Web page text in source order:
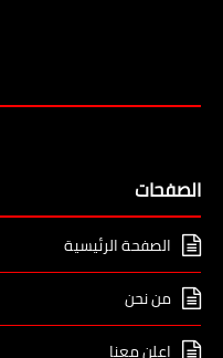
الصفحات
الصفحة الرئيسية
من نحن
إعلن معنا